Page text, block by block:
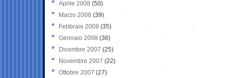
Aprile 2008 (50)
Marzo 2008 (39)
Febbraio 2008 (35)
Gennaio 2008 (36)
Dicembre 2007 (25)
Novembre 2007 (22)
Ottobre 2007 (27)